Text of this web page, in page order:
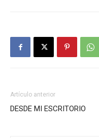
Artículo anterior
DESDE MI ESCRITORIO